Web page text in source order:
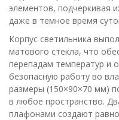
элементов, подчеркивая
даже в темное время
Корпус светильника
матового стекла, что
перепадам температур и
безопасную работу во
размеры (150×90×70 мм)
в любое пространство.
плафонами создают